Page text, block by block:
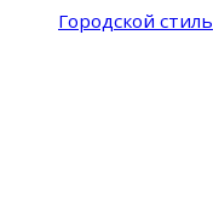
Городской стиль